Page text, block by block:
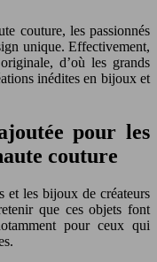
couture, les passionnés
unique. Effectivement,
d’où les grands
inédites en bijoux et
pour les
couture
et les bijoux de créateurs
que ces objets font
pour ceux qui